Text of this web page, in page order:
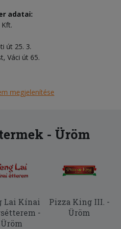
adatai:
út 25. 3.
Váci út 65.
megjelenítése
- Üröm
Lai Kínai
-
Üröm
Pizza King III. -
Üröm